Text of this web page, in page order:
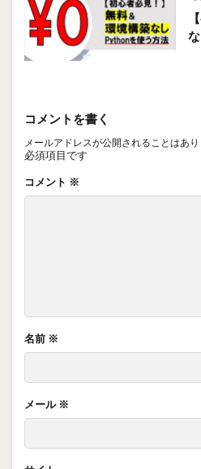
コメントを書く
メールアドレスが公開されることはあり
必須項目です
コメント ※
名前 ※
メール ※